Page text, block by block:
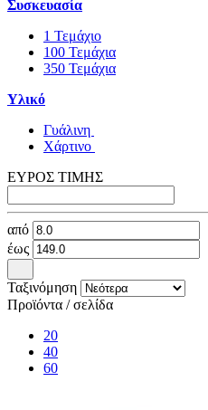
Συσκευασία
1 Τεμάχιο
100 Τεμάχια
350 Τεμάχια
Υλικό
Γυάλινη
Χάρτινο
ΕΥΡΟΣ ΤΙΜΗΣ
από
έως
Ταξινόμηση
Προϊόντα / σελίδα
20
40
60